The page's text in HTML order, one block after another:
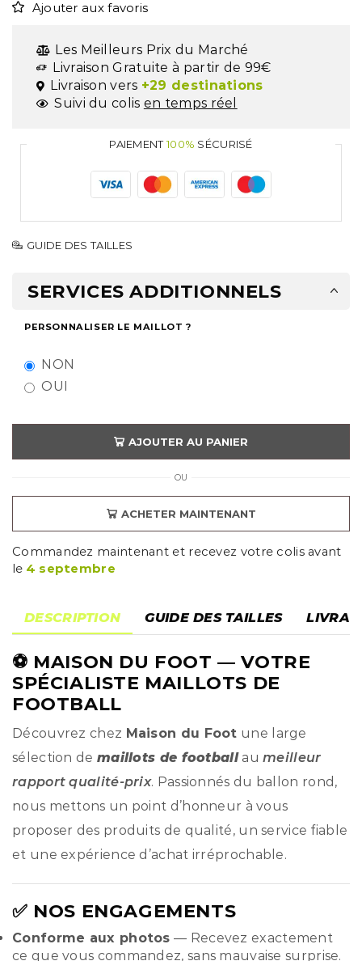
Ajouter aux favoris
Les Meilleurs Prix du Marché
Livraison Gratuite à partir de 99€
Livraison vers +29 destinations
Suivi du colis en temps réel
PAIEMENT100% SÉCURISÉ
GUIDE DES TAILLES
SERVICES ADDITIONNELS
PERSONNALISER LE MAILLOT ?
NON
OUI
AJOUTER AU PANIER
OU
ACHETER MAINTENANT
Commandez maintenant et recevez votre colis avant
le 4 septembre
DESCRIPTION GUIDE DES TAILLES
⚽ MAISON DU FOOT — VOTRE
SPÉCIALISTE MAILLOTS DE
FOOTBALL
Découvrez chez Maison du Foot une large
sélection de maillots de footballaumeilleur
rapport qualité-prix. Passionnés du ballon rond,
nous mettons un point d’honneur à vous
proposer des produits de qualité, un service fiable
et une expérience d’achat irréprochable.
✅ NOS ENGAGEMENTS
Conforme aux photos — Recevez exactement
ce que vous commandez, sans mauvaise surprise.